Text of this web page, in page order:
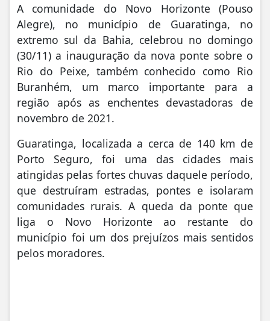
A comunidade do Novo Horizonte (Pouso
Alegre), no município de Guaratinga, no
extremo sul da Bahia, celebrou no domingo
(30/11) a inauguração da nova ponte sobre o
Rio do Peixe, também conhecido como Rio
Buranhém, um marco importante para a
região após as enchentes devastadoras de
novembro de 2021.
Guaratinga, localizada a cerca de 140 km de
Porto Seguro, foi uma das cidades mais
atingidas pelas fortes chuvas daquele período,
que destruíram estradas, pontes e isolaram
comunidades rurais. A queda da ponte que
liga o Novo Horizonte ao restante do
município foi um dos prejuízos mais sentidos
pelos moradores.